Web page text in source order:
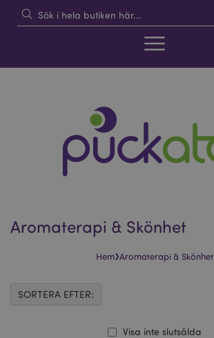
Aromaterapi & Skönhet
Hem›Aromaterapi & Skönhet
Visa inte slutsålda
SORTERA EFTER: